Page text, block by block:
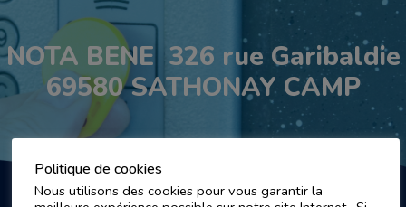
NOTA BENE 326 rue Garibaldie
69580 SATHONAY CAMP
Politique de cookies
Nous utilisons des cookies pour vous garantir la